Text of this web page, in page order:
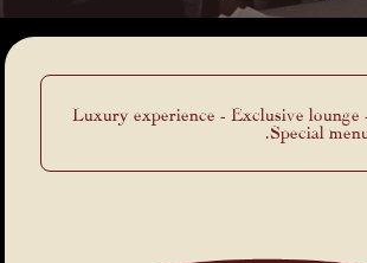
Luxury experience - Exclusive lounge -
Special menu.